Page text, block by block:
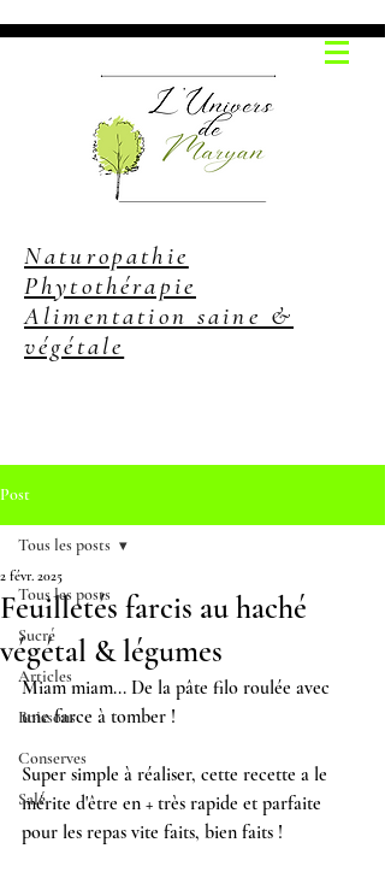
Naturopathie
Phytothérapie
Alimentation saine &
végétale
Post
Tous les posts
Sucré
Articles
Boissons
Conserves
Salé
Tous les posts
Feuilletés farcis au haché
végétal & légumes
2 févr. 2025
Miam miam... De la pâte filo roulée avec
une farce à tomber !
Super simple à réaliser, cette recette a le
mérite d'être en + très rapide et parfaite
pour les repas vite faits, bien faits !